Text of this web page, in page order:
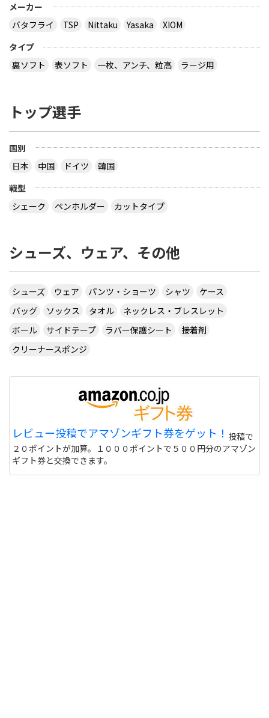
メーカー
バタフライ
TSP Nittaku Yasaka
XIOM
タイプ
裏ソフト
表ソフト 一枚、アンチ、粒高 ラージ用
トップ選手
国別
日本
中国 ドイツ
韓国
戦型
シェーク
ペンホルダー カットタイプ
シューズ、ウェア、その他
シューズ ウェア パンツ・ショーツ シャツ
ケース
バッグ
ソックス タオル
ネックレス・ブレスレット
ボール
サイドテープ ラバー保護シート
接着剤
クリーナースポンジ
レビュー投稿でアマゾンギフト券をゲット！ 投稿で
２０ポイントが加算。１０００ポイントで５００円分のアマゾン
ギフト券と交換できます。